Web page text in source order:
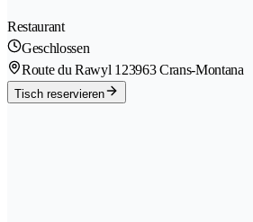
Restaurant
Geschlossen
Route du Rawyl 123963 Crans-Montana
Tisch reservieren